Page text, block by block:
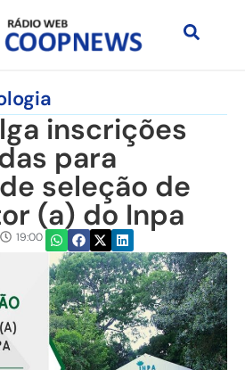
inscrições
para
seleção de
(a) do Inpa
19:00